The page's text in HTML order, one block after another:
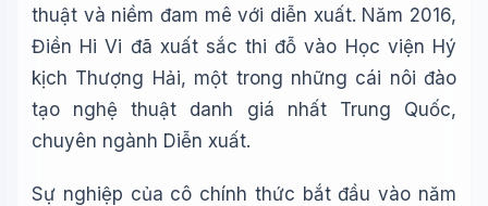
thuật và niềm đam mê với diễn xuất. Năm 2016,
Điền Hi Vi đã xuất sắc thi đỗ vào Học viện Hý
kịch Thượng Hải, một trong những cái nôi đào
tạo nghệ thuật danh giá nhất Trung Quốc,
chuyên ngành Diễn xuất.
Sự nghiệp của cô chính thức bắt đầu vào năm